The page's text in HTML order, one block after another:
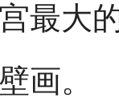
最大
画。